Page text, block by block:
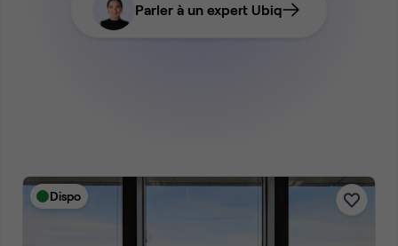
Parler à un expert Ubiq
Dispo